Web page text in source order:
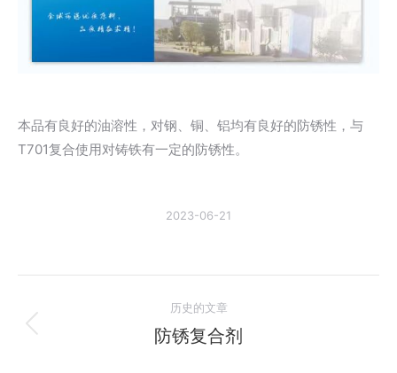
本品有良好的油溶性，对钢、铜、铝均有良好的防锈性，与
T701复合使用对铸铁有一定的防锈性。
2023-06-21
章
历史的文章
历
防锈复合剂